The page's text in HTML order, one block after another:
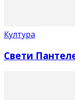
Култура
Свети